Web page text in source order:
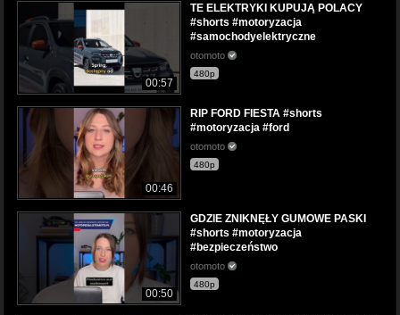
00:57
TE ELEKTRYKI KUPUJĄ POLACY
#shorts #motoryzacja
#samochodyelektryczne
otomoto
480p
00:46
RIP FORD FIESTA #shorts
#motoryzacja #ford
otomoto
480p
00:50
GDZIE ZNIKNĘŁY GUMOWE PASKI
#shorts #motoryzacja
#bezpieczeństwo
otomoto
480p